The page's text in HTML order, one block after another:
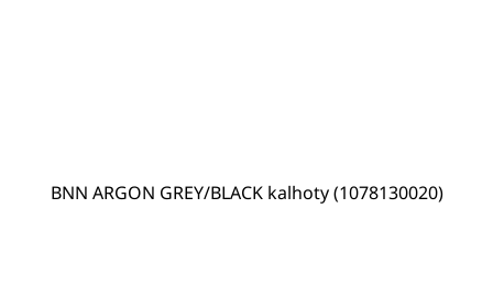
BNN ARGON GREY/BLACK kalhoty (1078130020)